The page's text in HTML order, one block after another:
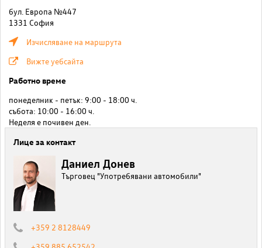
бул. Европа №447
1331 София
Изчисляване на маршрута
Вижте уебсайта
Работно време
понеделник - петък: 9:00 - 18:00 ч.
събота: 10:00 - 16:00 ч.
Неделя е почивен ден.
Лице за контакт
Даниел Донев
Търговец "Употребявани автомобили"
+359 2 8128449